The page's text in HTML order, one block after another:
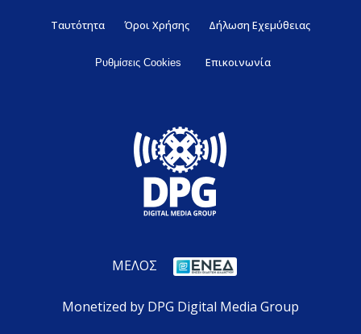
Ταυτότητα Όροι Χρήσης Δήλωση Εχεμύθειας
Ρυθμίσεις Cookies Επικοινωνία
ΜΕΛΟΣ
Monetized by DPG Digital Media Group